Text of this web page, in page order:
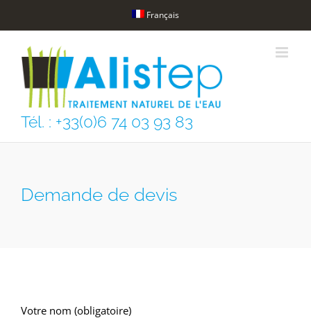
to
content
Français
Tél. : +33(0)6 74 03 93 83
Demande de devis
Votre nom (obligatoire)